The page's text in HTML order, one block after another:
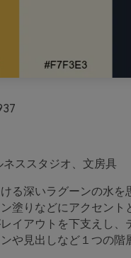
ススタジオ、文房具
る深いラグーンの水を
塗りなどにアクセント
イアウトを下支えし、
や見出しなど１つの階